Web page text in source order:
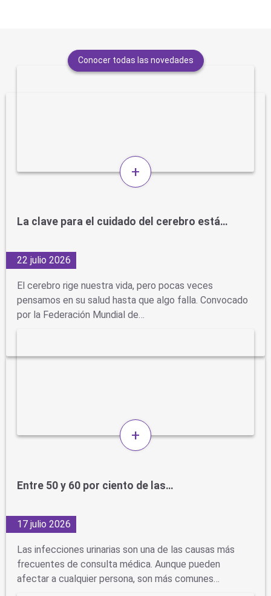
Conocer todas las novedades
+
La clave para el cuidado del cerebro está…
22 julio 2026
El cerebro rige nuestra vida, pero pocas veces
pensamos en su salud hasta que algo falla. Convocado
por la Federación Mundial de…
+
Entre 50 y 60 por ciento de las…
17 julio 2026
Las infecciones urinarias son una de las causas más
frecuentes de consulta médica. Aunque pueden
afectar a cualquier persona, son más comunes…